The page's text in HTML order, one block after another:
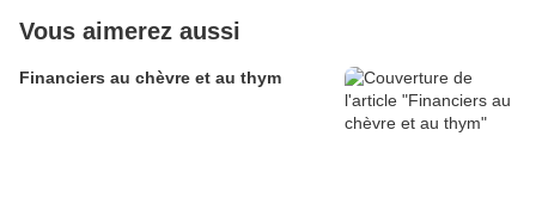
Vous aimerez aussi
Financiers au chèvre et au thym